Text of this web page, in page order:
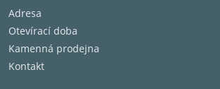
Adresa
Otevírací doba
Kamenná prodejna
Kontakt